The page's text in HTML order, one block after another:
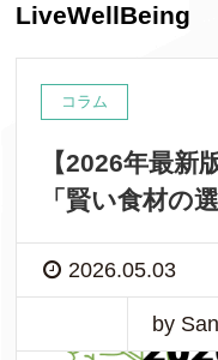
LiveWellBeing
コラム
【2026年最新
「賢い食材の
2026.05.03
by